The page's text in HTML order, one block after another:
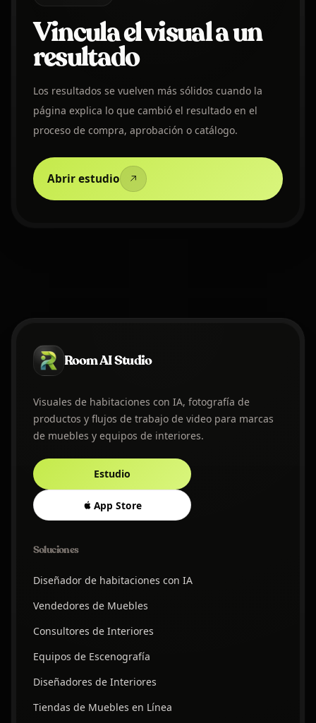
Vincula el visual a un
resultado
Los resultados se vuelven más sólidos cuando la
página explica lo que cambió el resultado en el
proceso de compra, aprobación o catálogo.
Abrir estudio
Room AI Studio
Visuales de habitaciones con IA, fotografía de
productos y flujos de trabajo de video para marcas
de muebles y equipos de interiores.
Estudio
App Store
Soluciones
Diseñador de habitaciones con IA
Vendedores de Muebles
Consultores de Interiores
Equipos de Escenografía
Diseñadores de Interiores
Tiendas de Muebles en Línea